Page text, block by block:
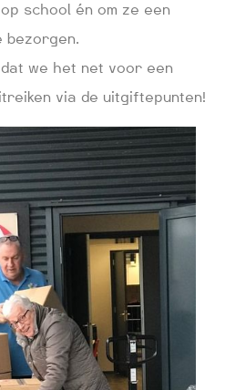
school én om ze een
bezorgen.
we het net voor een
via de uitgiftepunten!